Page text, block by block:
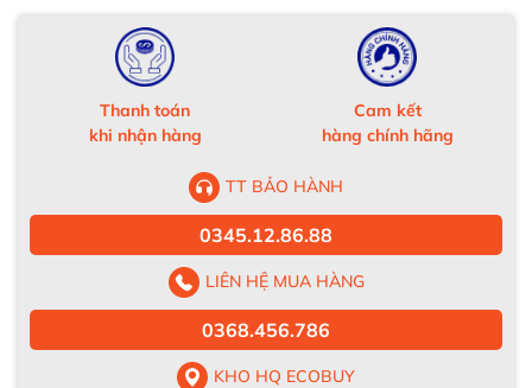
Thanh toán
khi nhận hàng
Cam kết
hàng chính hãng
TT BẢO HÀNH
0345.12.86.88
LIÊN HỆ MUA HÀNG
0368.456.786
KHO HQ ECOBUY